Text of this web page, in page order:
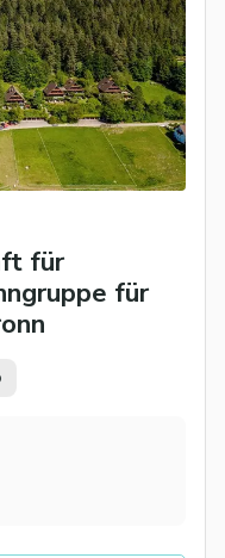
für
für